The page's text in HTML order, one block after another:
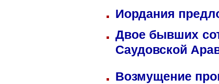
Иордания
Двое бывших
Саудовской
Возмущение